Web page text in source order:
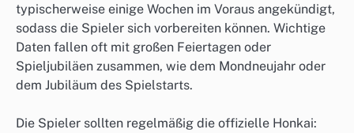
typischerweise einige Wochen im Voraus angekündigt,
sodass die Spieler sich vorbereiten können. Wichtige
Daten fallen oft mit großen Feiertagen oder
Spieljubiläen zusammen, wie dem Mondneujahr oder
dem Jubiläum des Spielstarts.
Die Spieler sollten regelmäßig die offizielle Honkai: